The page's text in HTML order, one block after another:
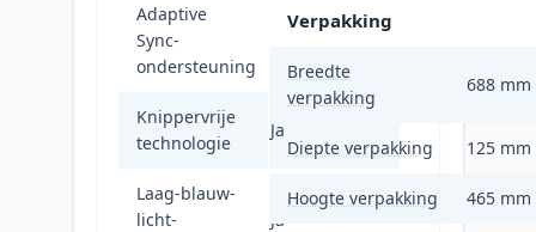
Adaptive
Sync-
ondersteuning
Knippervrije
technologie
Ja
Laag-blauw-
licht-
Ja
Verpakking
Breedte
verpakking
688 mm
Diepte verpakking 125 mm
Hoogte verpakking 465 mm